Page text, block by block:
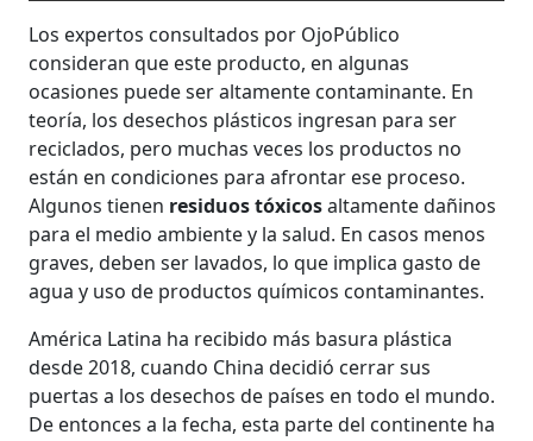
Los expertos consultados por OjoPúblico
consideran que este producto, en algunas
ocasiones puede ser altamente contaminante. En
teoría, los desechos plásticos ingresan para ser
reciclados, pero muchas veces los productos no
están en condiciones para afrontar ese proceso.
Algunos tienen residuos tóxicosaltamente dañinos
para el medio ambiente y la salud. En casos menos
graves, deben ser lavados, lo que implica gasto de
agua y uso de productos químicos contaminantes.
América Latina ha recibido más basura plástica
desde 2018, cuando China decidió cerrar sus
puertas a los desechos de países en todo el mundo.
De entonces a la fecha, esta parte del continente ha